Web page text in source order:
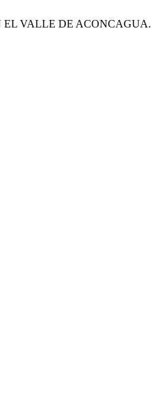
EL VALLE DE ACONCAGUA.